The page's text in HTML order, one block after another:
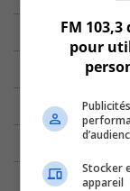
FM
pour
Stocker
appareil